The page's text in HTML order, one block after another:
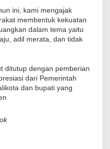
ini, kami mengajak
membentuk kekuatan
dalam tema yaitu
adil merata, dan tidak
ditutup dengan pemberian
dari Pemerintah
dan bupati yang